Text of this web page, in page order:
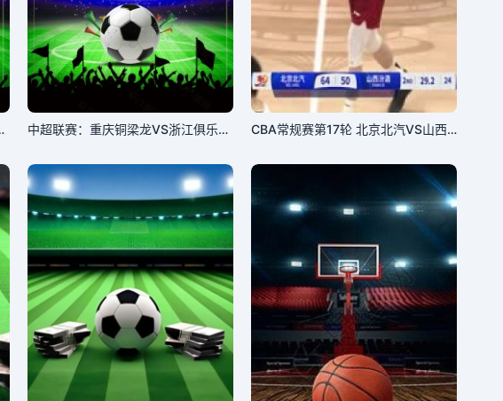
山20260718 中超联赛：重庆铜梁龙VS浙江俱乐部绿城20260718 CBA常规赛第17轮 北京北汽VS山西汾酒 20241214